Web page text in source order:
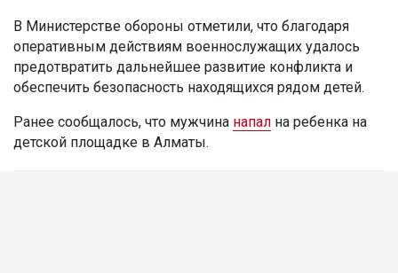
В Министерстве обороны отметили, что благодаря
оперативным действиям военнослужащих удалось
предотвратить дальнейшее развитие конфликта и
обеспечить безопасность находящихся рядом детей.
Ранее сообщалось, что мужчина напал на ребенка на
детской площадке в Алматы.